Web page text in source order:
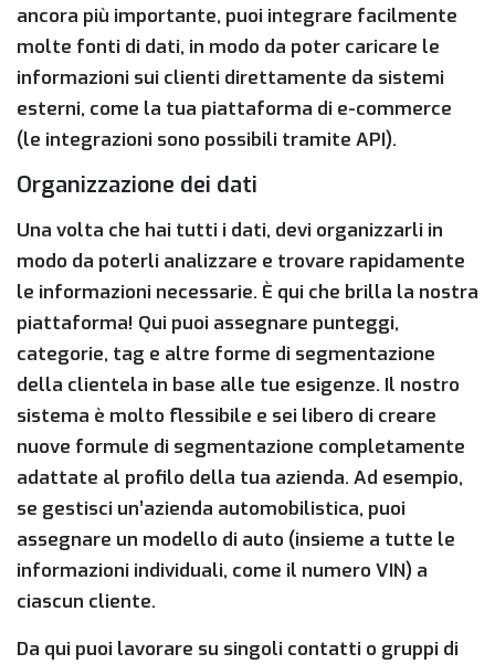
ancora più importante, puoi integrare facilmente
molte fonti di dati, in modo da poter caricare le
informazioni sui clienti direttamente da sistemi
esterni, come la tua piattaforma di e-commerce
(le integrazioni sono possibili tramite API).
Organizzazione dei dati
Una volta che hai tutti i dati, devi organizzarli in
modo da poterli analizzare e trovare rapidamente
le informazioni necessarie. È qui che brilla la nostra
piattaforma! Qui puoi assegnare punteggi,
categorie, tag e altre forme di segmentazione
della clientela in base alle tue esigenze. Il nostro
sistema è molto flessibile e sei libero di creare
nuove formule di segmentazione completamente
adattate al profilo della tua azienda. Ad esempio,
se gestisci un’azienda automobilistica, puoi
assegnare un modello di auto (insieme a tutte le
informazioni individuali, come il numero VIN) a
ciascun cliente.
Da qui puoi lavorare su singoli contatti o gruppi di